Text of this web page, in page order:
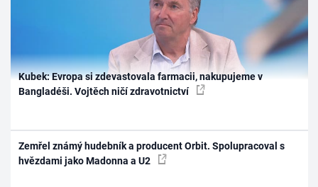
Kubek: Evropa si zdevastovala farmacii, nakupujeme v
Bangladéši. Vojtěch ničí zdravotnictví
Zemřel známý hudebník a producent Orbit. Spolupracoval s
hvězdami jako Madonna a U2